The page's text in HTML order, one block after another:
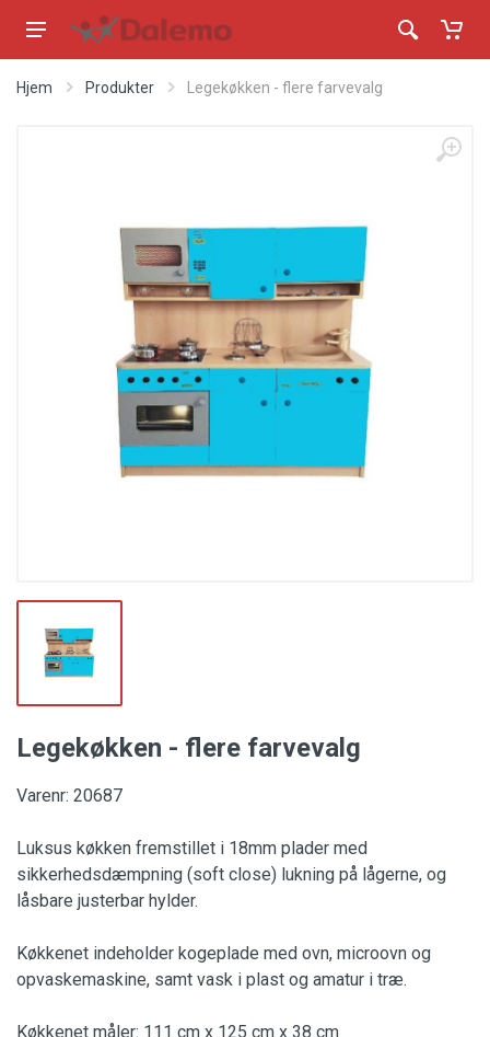
Hjem Produkter Legekøkken - flere farvevalg
Legekøkken - flere farvevalg
Varenr: 20687
Luksus køkken fremstillet i 18mm plader med
sikkerhedsdæmpning (soft close) lukning på lågerne, og
låsbare justerbar hylder.
Køkkenet indeholder kogeplade med ovn, microovn og
opvaskemaskine, samt vask i plast og amatur i træ.
Køkkenet måler: 111 cm x 125 cm x 38 cm